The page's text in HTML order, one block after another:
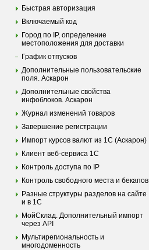
Быстрая авторизация
Включаемый код
Город по IP, определение
местоположения для доставки
График отпусков
Дополнительные пользовательские
поля. Аскарон
Дополнительные свойства
инфоблоков. Аскарон
Журнал изменений товаров
Завершение регистрации
Импорт курсов валют из 1С (Аскарон)
Клиент веб-сервиса 1С
Контроль доступа по IP
Контроль свободного места и бекапов
Разные структуры разделов на сайте
и в 1С
МойСклад. Дополнительный импорт
через API
Мультирегиональность и
многодоменность